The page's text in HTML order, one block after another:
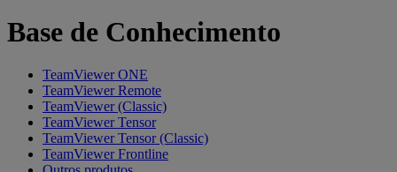
Base de Conhecimento
TeamViewer ONE
TeamViewer Remote
TeamViewer (Classic)
TeamViewer Tensor
TeamViewer Tensor (Classic)
TeamViewer Frontline